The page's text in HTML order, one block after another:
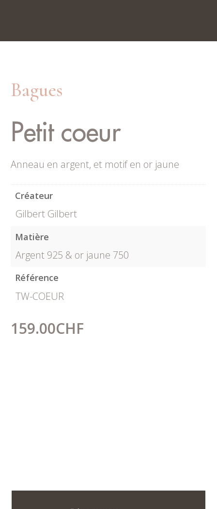
Nos boutiques
Rue du Trésor 7, 2000 Neuchâtel
Bagues
Petit coeur
Anneau en argent, et motif en or jaune
Créateur
Gilbert Gilbert
Matière
Argent 925 & or jaune 750
Référence
TW-COEUR
159.00CHF